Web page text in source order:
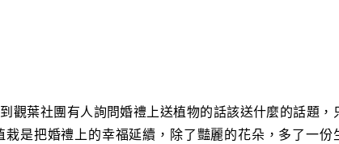
觀葉社團有人詢問婚禮上送植物的話該送什麼的話題，
是把婚禮上的幸福延續，除了豔麗的花朵，多了一份